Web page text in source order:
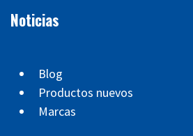
Noticias
Blog
Productos nuevos
Marcas